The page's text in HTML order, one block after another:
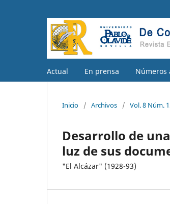
Actual En prensa Números
Inicio / Archivos / Vol. 8 Núm.
Desarrollo de
luz de sus
"El Alcázar" (1928-93)